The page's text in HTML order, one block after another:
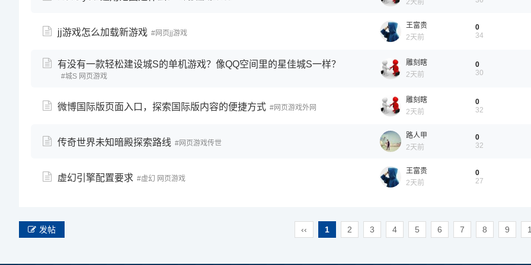
2天前
jj游戏怎么加载新游戏 网页jj游戏
王富贵
2天前
0
34
有没有一款轻松建设城S的单机游戏？像QQ空间里的星佳城S一样？
城S 网页游戏
雕刻瞎
2天前
0
30
微博国际版页面入口，探索国际版内容的便捷方式 网页游戏外网
雕刻瞎
2天前
0
32
传奇世界未知暗殿探索路线 网页游戏传世
路人甲
2天前
0
32
虚幻引擎配置要求 虚幻 网页游戏
王富贵
2天前
0
27
发帖 ‹‹ 1 2 3 4 5 6 7 8 9